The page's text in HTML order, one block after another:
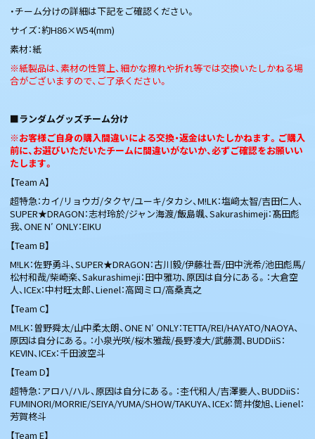
・チーム分けの詳細は下記をご確認ください。
サイズ：約H86×W54(mm)
素材：紙
※紙製品は、素材の性質上、細かな擦れや折れ等では交換いたしかねる場
合がございますので、ご了承ください。
■ランダムグッズチーム分け
※お客様ご自身の購入間違いによる交換・返金はいたしかねます。ご購入
前に、お選びいただいたチームに間違いがないか、必ずご確認をお願いい
たします。
【Team A】
超特急：カイ/リョウガ/タクヤ/ユーキ/タカシ、M!LK：塩﨑太智/吉田仁人、
SUPER★DRAGON：志村玲於/ジャン海渡/飯島颯、Sakurashimeji：髙田彪
我、ONE N′ ONLY：EIKU
【Team B】
M!LK：佐野勇斗、SUPER★DRAGON：古川毅/伊藤壮吾/田中洸希/池田彪馬/
松村和哉/柴崎楽、Sakurashimeji：田中雅功、原因は自分にある。：大倉空
人、ICEx：中村旺太郎、Lienel：高岡ミロ/高桑真之
【Team C】
M!LK：曽野舜太/山中柔太朗、ONE N′ ONLY：TETTA/REI/HAYATO/NAOYA、
原因は自分にある。：小泉光咲/桜木雅哉/長野凌大/武藤潤、BUDDiiS：
KEVIN、ICEx：千田波空斗
【Team D】
超特急：アロハ/ハル、原因は自分にある。：杢代和人/吉澤要人、BUDDiiS：
FUMINORI/MORRIE/SEIYA/YUMA/SHOW/TAKUYA、ICEx：筒井俊旭、Lienel：
芳賀柊斗
【Team E】